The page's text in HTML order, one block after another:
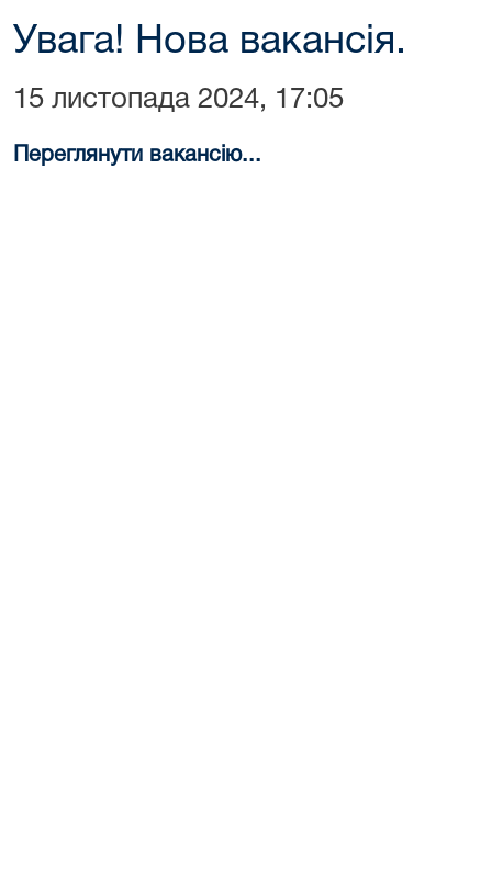
Увага! Нова вакансія.
15 листопада 2024, 17:05
Переглянути вакансію...